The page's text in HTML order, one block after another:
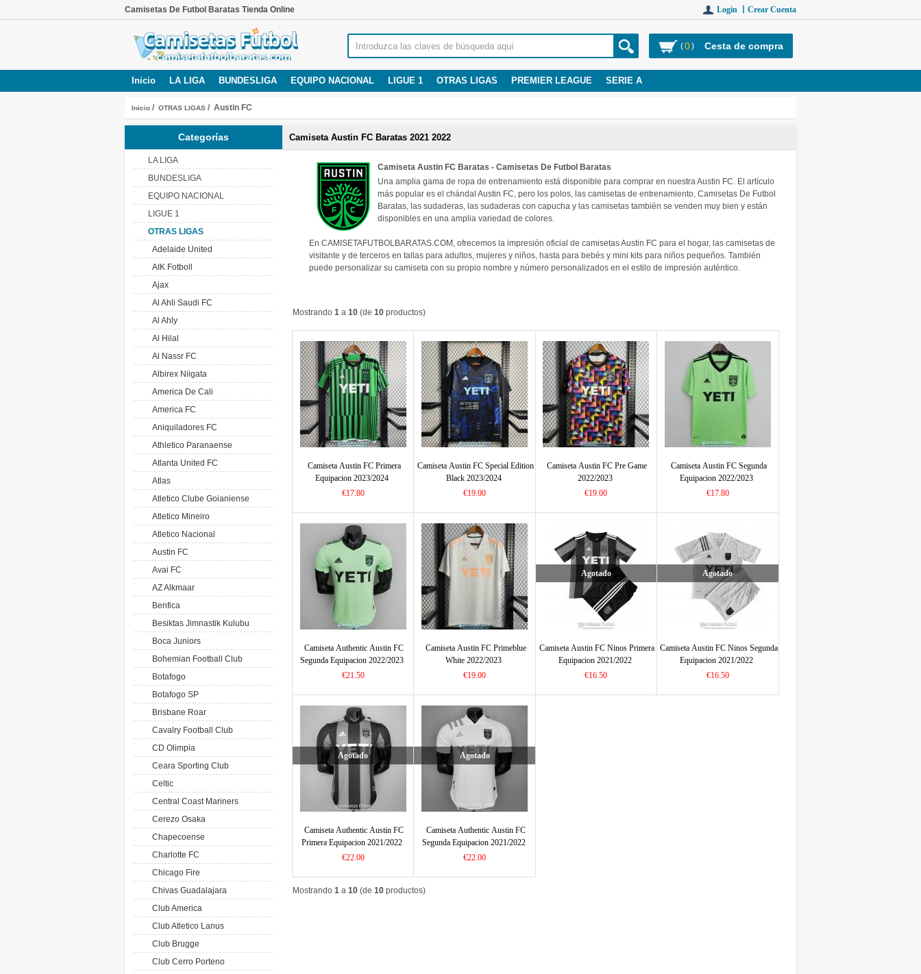
Camisetas De Futbol Baratas Tienda Online Login 丨 Crear Cuenta
(0) Cesta de compra
Inicio LA LIGA BUNDESLIGA EQUIPO NACIONAL LIGUE 1 OTRAS LIGAS PREMIER LEAGUE SERIE A
Inicio / OTRAS LIGAS / Austin FC
Categorías
LA LIGA
BUNDESLIGA
EQUIPO NACIONAL
LIGUE 1
OTRAS LIGAS
Adelaide United
AIK Fotboll
Ajax
Al Ahli Saudi FC
Al Ahly
Al Hilal
Al Nassr FC
Albirex Niigata
America De Cali
America FC
Aniquiladores FC
Athletico Paranaense
Atlanta United FC
Atlas
Atletico Clube Goianiense
Atletico Mineiro
Atletico Nacional
Austin FC
Avai FC
AZ Alkmaar
Benfica
Besiktas Jimnastik Kulubu
Boca Juniors
Bohemian Football Club
Botafogo
Botafogo SP
Brisbane Roar
Cavalry Football Club
CD Olimpia
Ceara Sporting Club
Celtic
Central Coast Mariners
Cerezo Osaka
Chapecoense
Charlotte FC
Chicago Fire
Chivas Guadalajara
Club America
Club Atletico Lanus
Club Brugge
Club Cerro Porteno
Camiseta Austin FC Baratas 2021 2022
Camiseta Austin FC Baratas - Camisetas De Futbol Baratas
Una amplia gama de ropa de entrenamiento está disponible para comprar en nuestra Austin FC. El artículo
más popular es el chándal Austin FC, pero los polos, las camisetas de entrenamiento, Camisetas De Futbol
Baratas, las sudaderas, las sudaderas con capucha y las camisetas también se venden muy bien y están
disponibles en una amplia variedad de colores.
En CAMISETAFUTBOLBARATAS.COM, ofrecemos la impresión oficial de camisetas Austin FC para el hogar, las camisetas de
visitante y de terceros en tallas para adultos, mujeres y niños, hasta para bebés y mini kits para niños pequeños. También
puede personalizar su camiseta con su propio nombre y número personalizados en el estilo de impresión auténtico.
Mostrando 1 a 10 (de 10 productos)
Camiseta Austin FC Primera
Equipacion 2023/2024
€17.80
Camiseta Austin FC Special Edition
Black 2023/2024
€19.00
Camiseta Austin FC Pre Game
2022/2023
€19.00
Camiseta Austin FC Segunda
Equipacion 2022/2023
€17.80
Camiseta Authentic Austin FC
Segunda Equipacion 2022/2023
€21.50
Camiseta Austin FC Primeblue
White 2022/2023
€19.00
Agotado
Camiseta Austin FC Ninos Primera
Equipacion 2021/2022
€16.50
Agotado
Camiseta Austin FC Ninos Segunda
Equipacion 2021/2022
€16.50
Agotado
Camiseta Authentic Austin FC
Primera Equipacion 2021/2022
€22.00
Agotado
Camiseta Authentic Austin FC
Segunda Equipacion 2021/2022
€22.00
Mostrando 1 a 10 (de 10 productos)